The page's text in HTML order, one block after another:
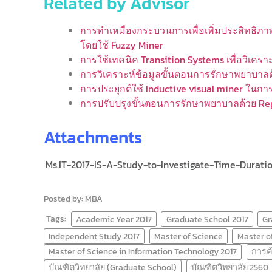
การทำเหมืองกระบวนการเพื่อเพิ่มประสิทธิภ
โดยใช้ Fuzzy Miner
การใช้เทคนิค Transition Systems เพื่อวิเค
การวิเคราะห์ข้อมูลขั้นตอนการรักษาพยาบาล
การประยุกต์ใช้ Inductive visual miner ใน
การปรับปรุงขั้นตอนการรักษาพยาบาลด้วย
Attachments
Ms.IT-2017-IS-A-Study-to-Investigate-Time-
Posted by: MBA
Tags:
Academic Year 2017 Graduate School 2017
Independent Study 2017
Master of Science
Master
Master of Science in Information Technology 2017
การ
บัณฑิตวิทยาลัย (Graduate School)
บัณฑิตวิทยาลัย 2560